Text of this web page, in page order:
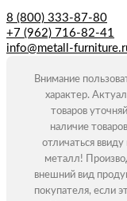
8 (800) 333-87-80
+7 (962) 716-82-41
info@metall-
Внимание
характер.
товаров
наличие
отличаться
металл!
внешний вид
покупателя, если